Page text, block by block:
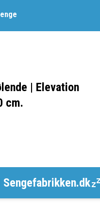
| Elevation
cm.
Sengefabrikken.dk